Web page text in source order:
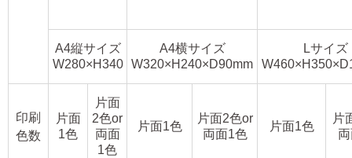
A4縦サイズ
W280×H340
A4横サイズ
W320×H240×D90mm
Lサイズ
印刷
色数
片面
1色
片面
2色or
両面
1色
片面1色
片面2色or
両面1色
片面1色
片